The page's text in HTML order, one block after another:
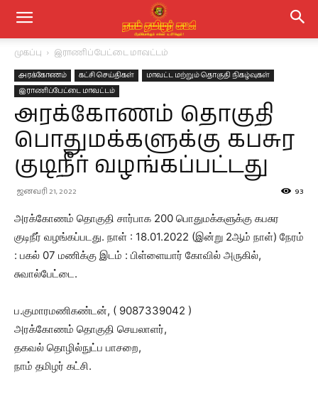
முகப்பு இராணிப்பேட்டை மாவட்டம்
அரக்கோணம் கட்சி செய்திகள்
மாவட்ட மற்றும் தொகுதி நிகழ்வுகள்
இராணிப்பேட்டை மாவட்டம்
அரக்கோணம் தொகுதி
பொதுமக்களுக்கு கபசுர
குடிநீர் வழங்கப்பட்டது
ஜனவரி 21, 2022 93
அரக்கோணம் தொகுதி சார்பாக 200 பொதுமக்களுக்கு கபசுர
குடிநீர் வழங்கப்படது. நாள் : 18.01.2022 (இன்று 2ஆம் நாள்) நேரம்
: பகல் 07 மணிக்கு இடம் : பிள்ளையார் கோவில் அருகில்,
சுவால்பேட்டை.
ப.குமாரமணிகண்டன், ( 9087339042 )
அரக்கோணம் தொகுதி செயலாளர்,
தகவல் தொழில்நுட்ப பாசறை,
நாம் தமிழர் கட்சி.